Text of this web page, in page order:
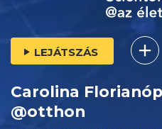
LEJÁTSZÁS
Carolina
@otthon